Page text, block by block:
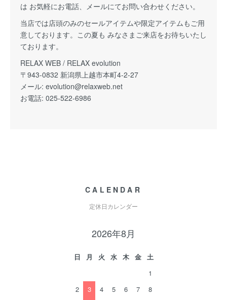
は お気軽にお電話、メールにてお問い合わせください。
当店では店頭のみのセールアイテムや限定アイテムもご用
意しております。この夏も みなさまご来店をお待ちいたし
ております。
RELAX WEB / RELAX evolution
〒943-0832 新潟県上越市本町4-2-27
メール: evolution@relaxweb.net
お電話: 025-522-6986
CALENDAR
定休日カレンダー
2026年8月
日 月 火 水 木 金
土
1
2
3 4 5 6 7
8